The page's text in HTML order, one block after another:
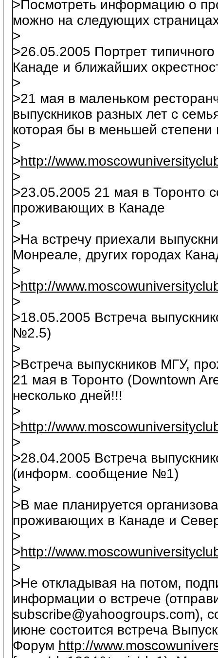
>Посмотреть информацию о
можно на следующих
>
>26.05.2005 Портрет
Канаде и ближайших
>
>21 мая в маленьком
выпускников разных лет с
которая бы в меньшей
>
>http://
>
>23.05.2005 21 мая в Торонто
проживающих в Канаде
>
>На встречу приехали
Монреале, других городах
>
>http://
>
>18.05.2005 Встреча
№2.5)
>
>Встреча выпускников МГУ,
21 мая в Торонто (Downtown
несколько дней!!!
>
>http://
>
>28.04.2005 Встреча
(информ. сообщение №1)
>
>В мае планируется
проживающих в Канаде и
>
>http://
>
>Не откладывая на потом,
информации о встрече
subscribe@yahoogroups.com),
июне состоится встреча
Форум http://